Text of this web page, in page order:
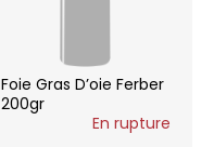
Foie Gras D’oie Ferber
200gr
En rupture